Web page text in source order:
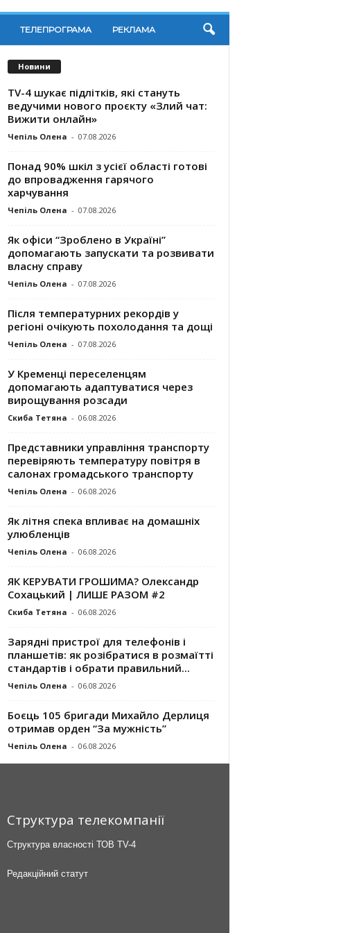
ТЕЛЕПРОГРАМА РЕКЛАМА
Новини
TV-4 шукає підлітків, які стануть
ведучими нового проєкту «Злий чат:
Вижити онлайн»
Чепіль Олена - 07.08.2026
Понад 90% шкіл з усієї області готові
до впровадження гарячого
харчування
Чепіль Олена - 07.08.2026
Як офіси “Зроблено в Україні”
допомагають запускaти та розвивати
власну справу
Чепіль Олена - 07.08.2026
Після температурних рекордів у
регіоні очікують похолодання та дощі
Чепіль Олена - 07.08.2026
У Кременці переселенцям
допомагають адаптуватися через
вирощування розсади
Скиба Тетяна - 06.08.2026
Представники управління транспорту
перевіряють температуру повітря в
салонах громадського транспорту
Чепіль Олена - 06.08.2026
Як літня спека впливає на домашніх
улюбленців
Чепіль Олена - 06.08.2026
ЯК КЕРУВАТИ ГРОШИМА? Олександр
Сохацький | ЛИШЕ РАЗОМ #2
Скиба Тетяна - 06.08.2026
Зарядні пристрої для телефонів і
планшетів: як розібратися в розмаїтті
стандартів і обрати правильний...
Чепіль Олена - 06.08.2026
Боєць 105 бригади Михайло Дерлиця
отримав орден “За мужність”
Чепіль Олена - 06.08.2026
Структура телекомпанії
Структура власності ТОВ TV-4
Редакційний статут